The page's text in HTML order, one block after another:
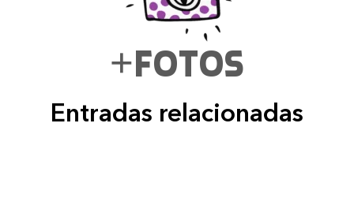
+fotos
Entradas relacionadas